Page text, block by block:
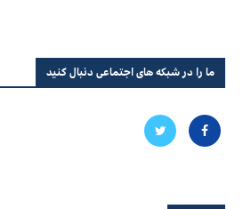
ما را در شبکه های اجتماعی دنبال کنید